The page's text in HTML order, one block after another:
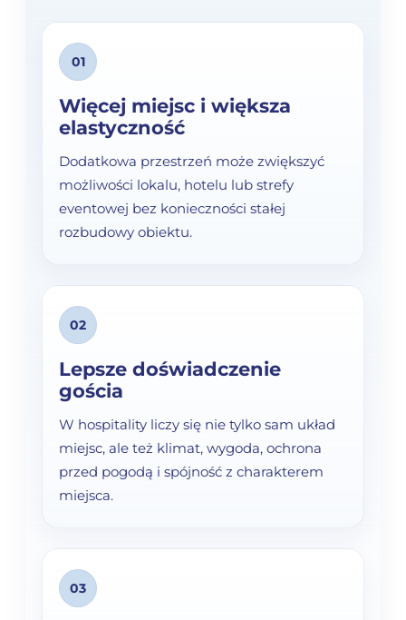
01
Więcej miejsc i większa
elastyczność
Dodatkowa przestrzeń może zwiększyć
możliwości lokalu, hotelu lub strefy
eventowej bez konieczności stałej
rozbudowy obiektu.
02
Lepsze doświadczenie
gościa
W hospitality liczy się nie tylko sam układ
miejsc, ale też klimat, wygoda, ochrona
przed pogodą i spójność z charakterem
miejsca.
03